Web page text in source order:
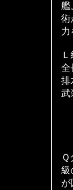
艦
術
力
全
排
武
級
が